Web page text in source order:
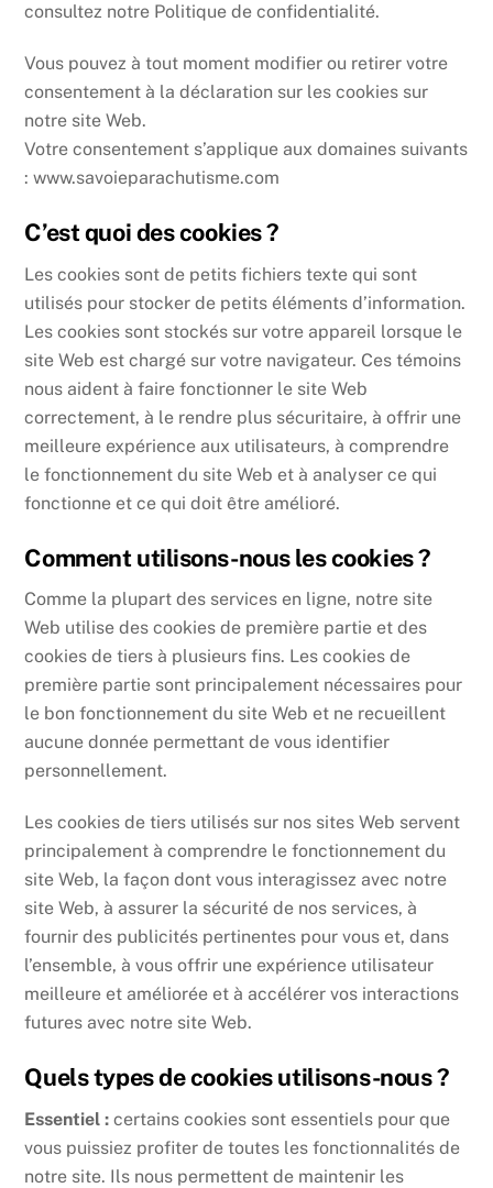
consultez notre Politique de confidentialité.
Vous pouvez à tout moment modifier ou retirer votre
consentement à la déclaration sur les cookies sur
notre site Web.
Votre consentement s’applique aux domaines suivants
: www.savoieparachutisme.com
C’est quoi des cookies ?
Les cookies sont de petits fichiers texte qui sont
utilisés pour stocker de petits éléments d’information.
Les cookies sont stockés sur votre appareil lorsque le
site Web est chargé sur votre navigateur. Ces témoins
nous aident à faire fonctionner le site Web
correctement, à le rendre plus sécuritaire, à offrir une
meilleure expérience aux utilisateurs, à comprendre
le fonctionnement du site Web et à analyser ce qui
fonctionne et ce qui doit être amélioré.
Comment utilisons-nous les cookies ?
Comme la plupart des services en ligne, notre site
Web utilise des cookies de première partie et des
cookies de tiers à plusieurs fins. Les cookies de
première partie sont principalement nécessaires pour
le bon fonctionnement du site Web et ne recueillent
aucune donnée permettant de vous identifier
personnellement.
Les cookies de tiers utilisés sur nos sites Web servent
principalement à comprendre le fonctionnement du
site Web, la façon dont vous interagissez avec notre
site Web, à assurer la sécurité de nos services, à
fournir des publicités pertinentes pour vous et, dans
l’ensemble, à vous offrir une expérience utilisateur
meilleure et améliorée et à accélérer vos interactions
futures avec notre site Web.
Quels types de cookies utilisons-nous ?
Essentiel :certains cookies sont essentiels pour que
vous puissiez profiter de toutes les fonctionnalités de
notre site. Ils nous permettent de maintenir les